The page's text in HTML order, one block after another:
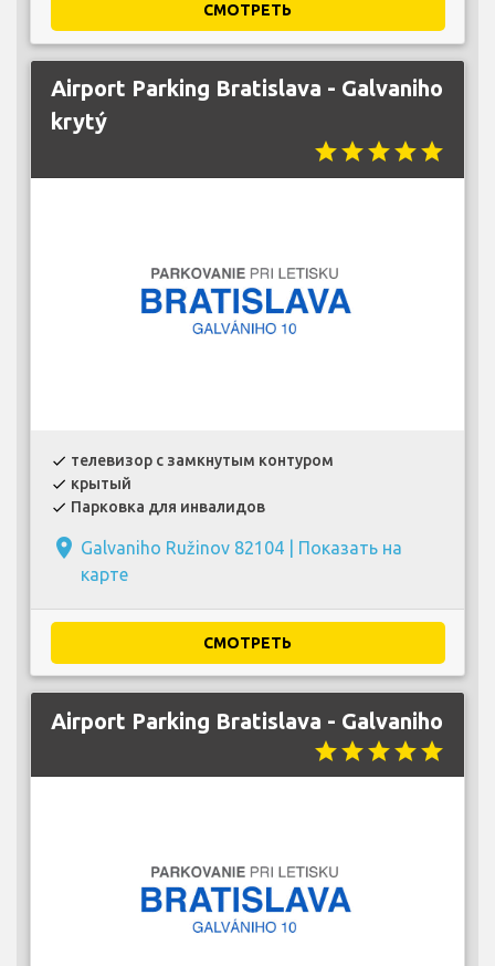
СМОТРЕТЬ
Airport Parking Bratislava - Galvaniho
krytý
starstarstarstarstar
check телевизор с замкнутым контуром
check крытый
check Парковка для инвалидов
place Galvaniho Ružinov 82104 | Показать на
карте
СМОТРЕТЬ
Airport Parking Bratislava - Galvaniho
starstarstarstarstar